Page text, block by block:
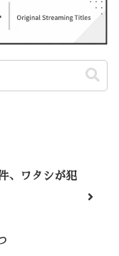
、ワタシが犯